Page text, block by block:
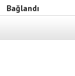
Bağlandı